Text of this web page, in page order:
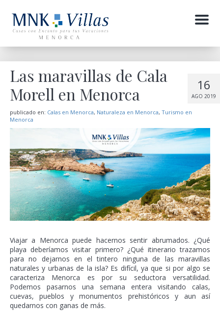
Menu
16
AGO 2019
Las maravillas de Cala
Morell en Menorca
publicado en: Calas en Menorca, Naturaleza en Menorca, Turismo en
Menorca
Viajar a Menorca puede hacernos sentir abrumados. ¿Qué
playa deberíamos visitar primero? ¿Qué itinerario trazamos
para no dejarnos en el tintero ninguna de las maravillas
naturales y urbanas de la isla? Es difícil, ya que si por algo se
caracteriza Menorca es por su seductora versatilidad.
Podemos pasarnos una semana entera visitando calas,
cuevas, pueblos y monumentos prehistóricos y aun así
quedarnos con ganas de más.